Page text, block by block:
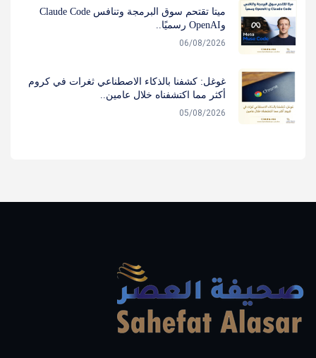
ميتا تقتحم سوق البرمجة وتنافس Claude Code
وOpenAI رسميًا..
06/08/2026
غوغل: كشفنا بالذكاء الاصطناعي ثغرات في كروم
أكثر مما اكتشفناه خلال عامين..
05/08/2026